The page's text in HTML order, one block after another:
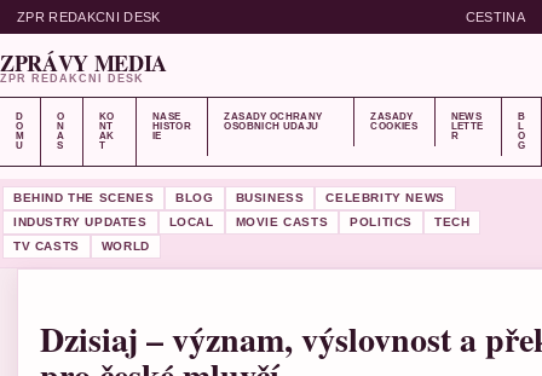
ZPR REDAKCNI DESK CESTINA
ZPRÁVY MEDIA
ZPR REDAKCNI DESK
D
O
M
U
O
N
A
S
KO
NT
AK
T
NASE
HISTOR
IE
ZASADY OCHRANY
OSOBNICH UDAJU
ZASADY
COOKIES
NEWS
LETTE
R
B
L
O
G
BEHIND THE SCENES BLOG BUSINESS
CELEBRITY NEWS
INDUSTRY UPDATES
LOCAL MOVIE CASTS POLITICS
TECH
TV CASTS
WORLD
Dzisiaj – význam, výslovnost a